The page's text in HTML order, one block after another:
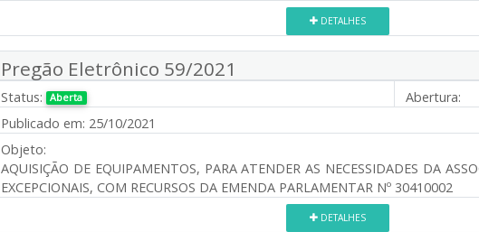
DETALHES
Pregão Eletrônico 59/2021
Status: Aberta
Abertura:
Publicado em: 25/10/2021
Objeto:
AQUISIÇÃO DE EQUIPAMENTOS, PARA ATENDER AS NECESSIDADES DA
EXCEPCIONAIS, COM RECURSOS DA EMENDA PARLAMENTAR Nº 30410002
DETALHES